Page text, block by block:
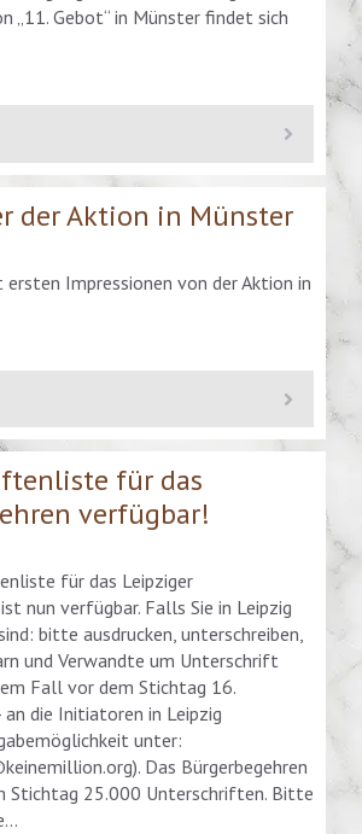
„11. Gebot“ in Münster findet sich
der Aktion in Münster
Impressionen von der Aktion in
für das
verfügbar!
für das Leipziger
nun verfügbar. Falls Sie in Leipzig
bitte ausdrucken, unterschreiben,
und Verwandte um Unterschrift
Fall vor dem Stichtag 16.
die Initiatoren in Leipzig
unter:
). Das Bürgerbegehren
Stichtag 25.000 Unterschriften. Bitte